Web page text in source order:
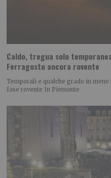
Caldo, tregua solo
Ferragosto ancora rovente
Temporali e qualche grado in
fase rovente In Piemonte